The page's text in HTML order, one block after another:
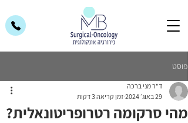
פוסט
מהי סרקומה רטרופריטונאלית?
ד"ר מני ברכה
29 באוג׳ 2024
זמן קריאה 3 דקות